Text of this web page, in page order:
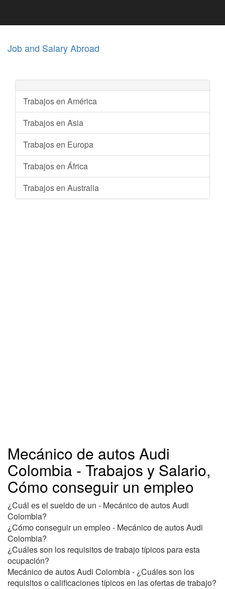
Job and Salary Abroad
Trabajos en América
Trabajos en Asia
Trabajos en Europa
Trabajos en África
Trabajos en Australia
Mecánico de autos Audi
Colombia - Trabajos y Salario,
Cómo conseguir un empleo
¿Cuál es el sueldo de un - Mecánico de autos Audi
Colombia?
¿Cómo conseguir un empleo - Mecánico de autos Audi
Colombia?
¿Cuáles son los requisitos de trabajo típicos para esta
ocupación?
Mecánico de autos Audi Colombia - ¿Cuáles son los
requisitos o calificaciones típicos en las ofertas de trabajo?